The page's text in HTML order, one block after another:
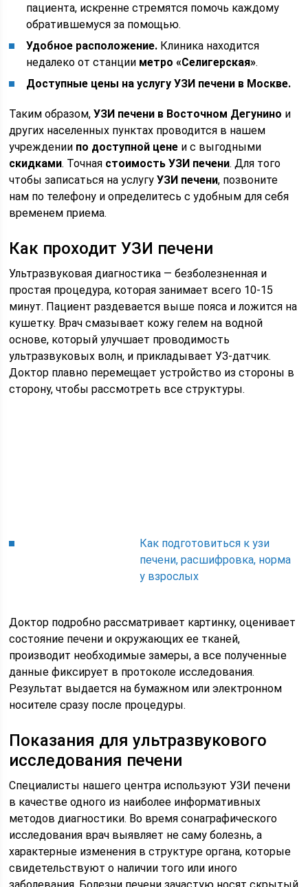
пациента, искренне стремятся помочь каждому
обратившемуся за помощью.
Удобное расположение. Клиника находится
недалеко от станции метро «Селигерская».
Доступные цены на услугу УЗИ печени в Москве.
Таким образом,УЗИ печени в Восточном Дегунино и
других населенных пунктах проводится в нашем
учреждении по доступной цене и с выгодными
скидками. Точная стоимость УЗИ печени. Для того
чтобы записаться на услугуУЗИ печени, позвоните
нам по телефону и определитесь с удобным для себя
временем приема.
Как проходит УЗИ печени
Ультразвуковая диагностика — безболезненная и
простая процедура, которая занимает всего 10-15
минут. Пациент раздевается выше пояса и ложится на
кушетку. Врач смазывает кожу гелем на водной
основе, который улучшает проводимость
ультразвуковых волн, и прикладывает УЗ-датчик.
Доктор плавно перемещает устройство из стороны в
сторону, чтобы рассмотреть все структуры.
Как подготовиться к узи
печени, расшифровка, норма
у взрослых
Доктор подробно рассматривает картинку, оценивает
состояние печени и окружающих ее тканей,
производит необходимые замеры, а все полученные
данные фиксирует в протоколе исследования.
Результат выдается на бумажном или электронном
носителе сразу после процедуры.
Показания для ультразвукового
исследования печени
Специалисты нашего центра используют УЗИ печени
в качестве одного из наиболее информативных
методов диагностики. Во время сонаграфического
исследования врач выявляет не саму болезнь, а
характерные изменения в структуре органа, которые
свидетельствуют о наличии того или иного